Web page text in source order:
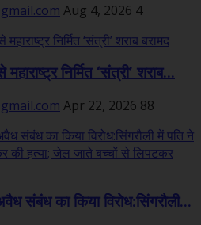
Aug 4, 2026 4
निर्मित ‘संत्री’ शराब...
Apr 22, 2026 88
संबंध का किया विरोध:सिंगरौली...